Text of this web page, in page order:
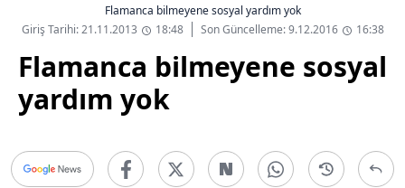
Flamanca bilmeyene sosyal yardım yok
Giriş Tarihi: 21.11.2013
18:48 Son Güncelleme: 9.12.2016 16:38
Flamanca bilmeyene sosyal
yardım yok